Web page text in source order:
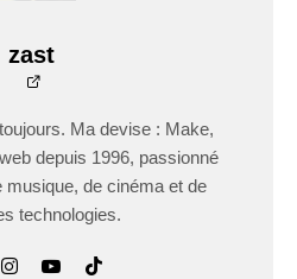
zast
Ma devise : Make,
depuis 1996, passionné
musique, de cinéma et de
technologies.